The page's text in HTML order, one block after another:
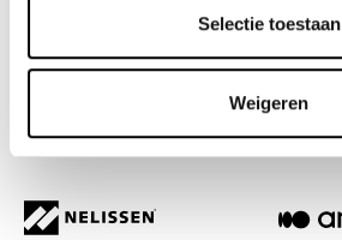
Selectie toestaan
Weigeren